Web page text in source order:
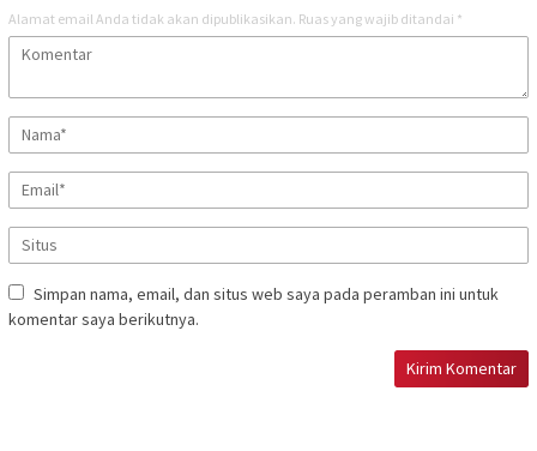
Alamat email Anda tidak akan dipublikasikan. Ruas yang wajib ditandai *
Simpan nama, email, dan situs web saya pada peramban ini untuk
komentar saya berikutnya.